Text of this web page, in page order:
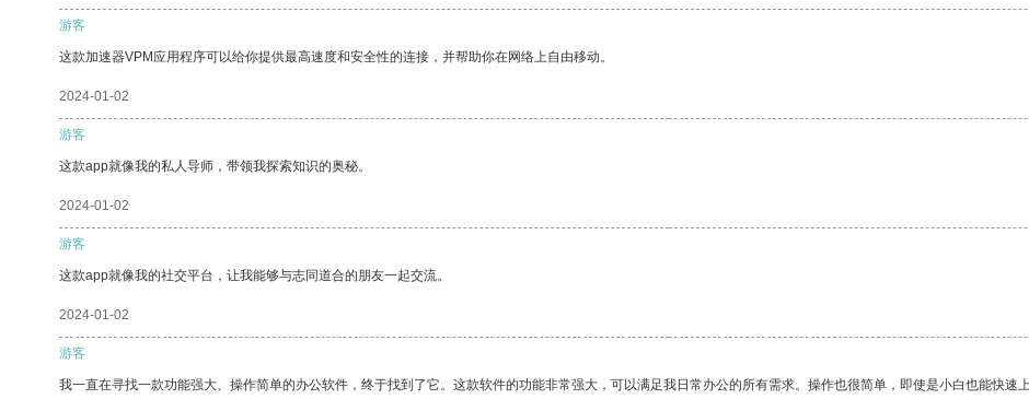
游客
这款加速器VPM应用程序可以给你提供最高速度和安全性的连接，并帮助你在网络上自由移动。
2024-01-02
游客
这款app就像我的私人导师，带领我探索知识的奥秘。
2024-01-02
游客
这款app就像我的社交平台，让我能够与志同道合的朋友一起交流。
2024-01-02
游客
我一直在寻找一款功能强大、操作简单的办公软件，终于找到了它。这款软件的功能非常强大，可以满足我日常办公的所有需求。操作也很简单，即使是小白也能快速上